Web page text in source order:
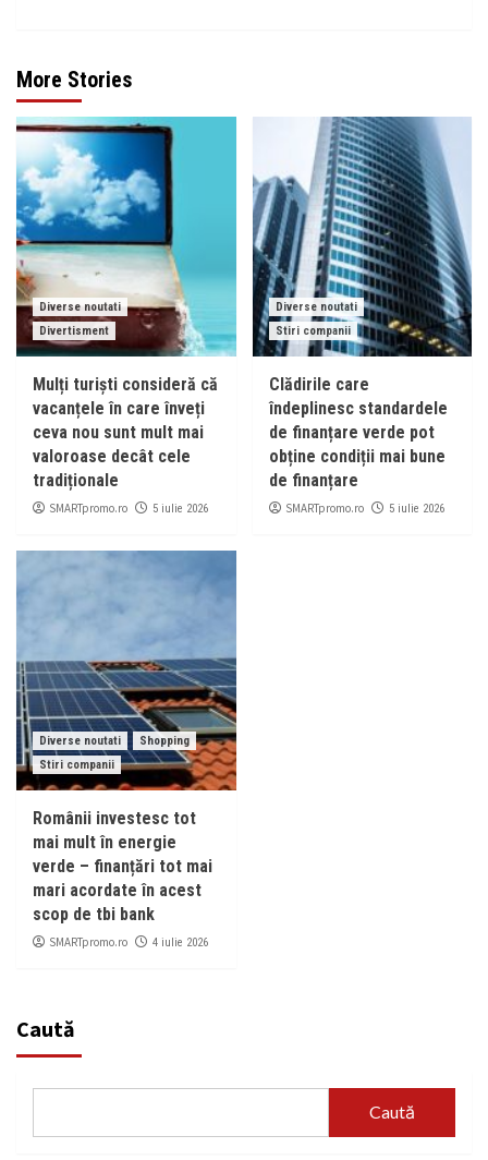
More Stories
Diverse noutati
Divertisment
Mulți turiști consideră că
vacanțele în care înveți
ceva nou sunt mult mai
valoroase decât cele
tradiționale
SMARTpromo.ro 5 iulie 2026
Diverse noutati
Stiri companii
Clădirile care
îndeplinesc standardele
de finanțare verde pot
obține condiții mai bune
de finanțare
SMARTpromo.ro 5 iulie 2026
Diverse noutati
Shopping
Stiri companii
Românii investesc tot
mai mult în energie
verde – finanțări tot mai
mari acordate în acest
scop de tbi bank
SMARTpromo.ro 4 iulie 2026
Caută
Caută